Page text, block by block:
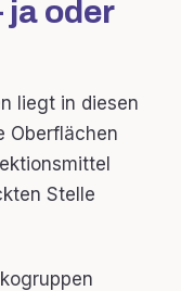
ja oder
liegt in diesen
Oberflächen
Stelle